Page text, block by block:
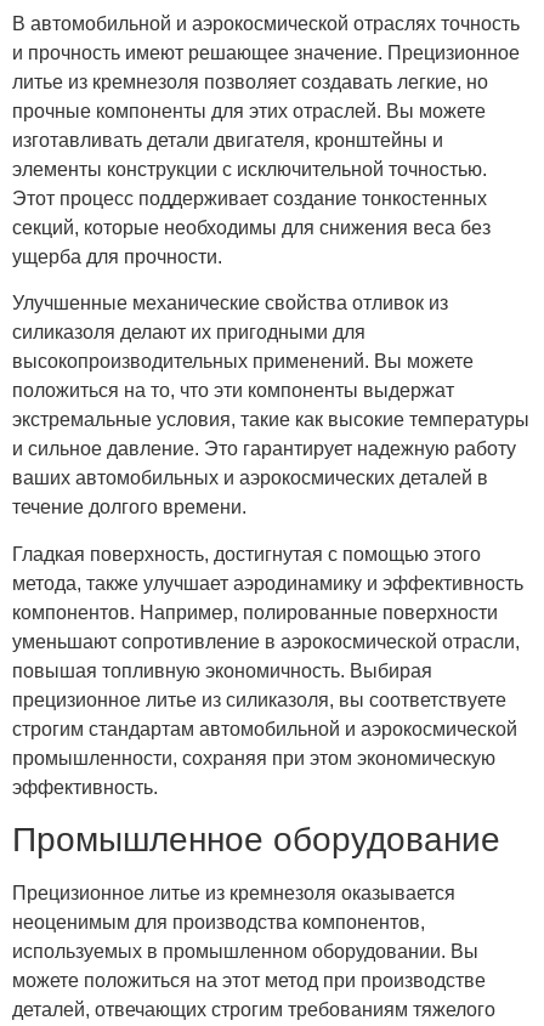
В автомобильной и аэрокосмической отраслях точность
и прочность имеют решающее значение. Прецизионное
литье из кремнезоля позволяет создавать легкие, но
прочные компоненты для этих отраслей. Вы можете
изготавливать детали двигателя, кронштейны и
элементы конструкции с исключительной точностью.
Этот процесс поддерживает создание тонкостенных
секций, которые необходимы для снижения веса без
ущерба для прочности.
Улучшенные механические свойства отливок из
силиказоля делают их пригодными для
высокопроизводительных применений. Вы можете
положиться на то, что эти компоненты выдержат
экстремальные условия, такие как высокие температуры
и сильное давление. Это гарантирует надежную работу
ваших автомобильных и аэрокосмических деталей в
течение долгого времени.
Гладкая поверхность, достигнутая с помощью этого
метода, также улучшает аэродинамику и эффективность
компонентов. Например, полированные поверхности
уменьшают сопротивление в аэрокосмической отрасли,
повышая топливную экономичность. Выбирая
прецизионное литье из силиказоля, вы соответствуете
строгим стандартам автомобильной и аэрокосмической
промышленности, сохраняя при этом экономическую
эффективность.
Промышленное оборудование
Прецизионное литье из кремнезоля оказывается
неоценимым для производства компонентов,
используемых в промышленном оборудовании. Вы
можете положиться на этот метод при производстве
деталей, отвечающих строгим требованиям тяжелого